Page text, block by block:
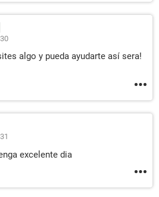
algo y pueda ayudarte así sera!
excelente dia